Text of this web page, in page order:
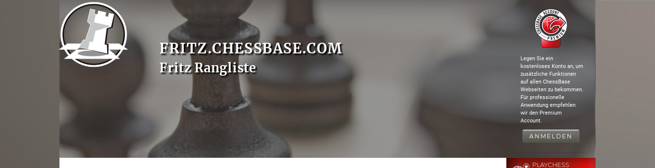
FRITZ.CHESSBASE.COM
Fritz Rangliste
Legen Sie ein
kostenloses Konto an, um
zusätzliche Funktionen
auf allen ChessBase
Webseiten zu bekommen.
Für professionelle
Anwendung empfehlen
wir den Premium
Account.
ANMELDEN
PLAYCHESS